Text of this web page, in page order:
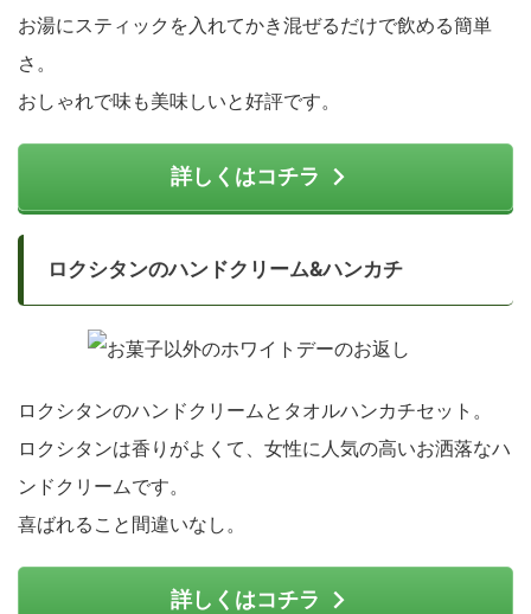
お湯にスティックを入れてかき混ぜるだけで飲める簡単
さ。
おしゃれで味も美味しいと好評です。
詳しくはコチラ
ロクシタンのハンドクリーム&ハンカチ
ロクシタンのハンドクリームとタオルハンカチセット。
ロクシタンは香りがよくて、女性に人気の高いお洒落なハ
ンドクリームです。
喜ばれること間違いなし。
詳しくはコチラ